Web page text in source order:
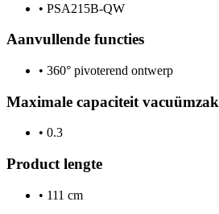
• PSA215B-QW
Aanvullende functies
• 360° pivoterend ontwerp
Maximale capaciteit vacuümzak
• 0.3
Product lengte
• 111 cm